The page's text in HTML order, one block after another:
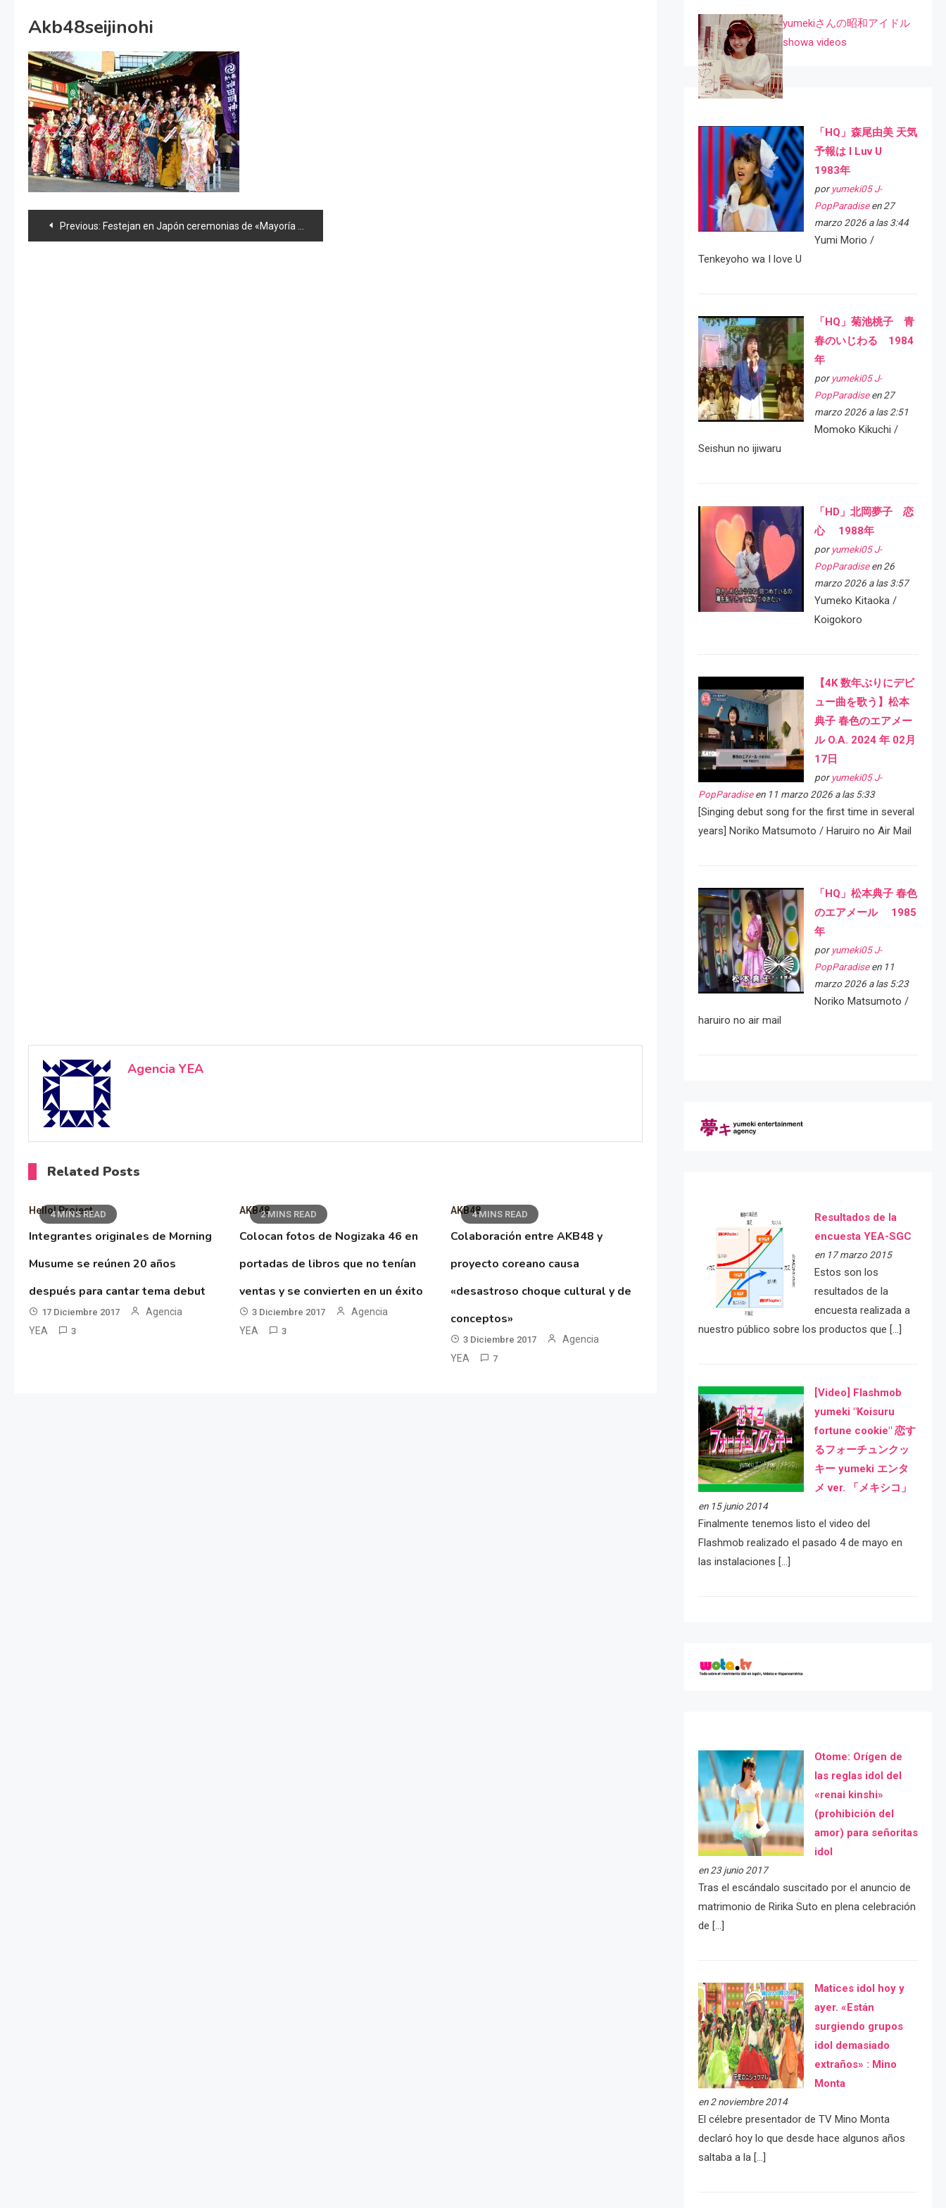
Akb48seijinohi
Navegación
Previous: Festejan en Japón ceremonias de «Mayoría de edad»
Agencia YEA
Related Posts
4 MINS READ
Hello! Project
Integrantes originales de Morning
Musume se reúnen 20 años
después para cantar tema debut
17 Diciembre 2017
Agencia
YEA
3
2 MINS READ
AKB48
Colocan fotos de Nogizaka 46 en
portadas de libros que no tenían
ventas y se convierten en un éxito
3 Diciembre 2017
Agencia
YEA
3
4 MINS READ
AKB48
Colaboración entre AKB48 y
proyecto coreano causa
«desastroso choque cultural y de
conceptos»
3 Diciembre 2017
Agencia
YEA
7
yumekiさんの昭和アイドル
showa videos
「HQ」森尾由美 天気
予報は I Luv U
1983年
por yumeki05 J-
PopParadiseen 27
marzo 2026 a las 3:44
Yumi Morio /
Tenkeyoho wa I love U
「HQ」菊池桃子 青
春のいじわる 1984
年
por yumeki05 J-
PopParadiseen 27
marzo 2026 a las 2:51
Momoko Kikuchi /
Seishun no ijiwaru
「HD」北岡夢子 恋
心 1988年
por yumeki05 J-
PopParadiseen 26
marzo 2026 a las 3:57
Yumeko Kitaoka /
Koigokoro
【4K 数年ぶりにデビ
ュー曲を歌う】松本
典子 春色のエアメー
ル O.A. 2024 年 02月
17日
por yumeki05 J-
PopParadiseen 11 marzo 2026 a las 5:33
[Singing debut song for the first time in several
years] Noriko Matsumoto / Haruiro no Air Mail
「HQ」松本典子 春色
のエアメール 1985
年
por yumeki05 J-
PopParadiseen 11
marzo 2026 a las 5:23
Noriko Matsumoto /
haruiro no air mail
Resultados de la
encuesta YEA-SGC
en 17 marzo 2015
Estos son los
resultados de la
encuesta realizada a
nuestro público sobre los productos que […]
[Video] Flashmob
yumeki "Koisuru
fortune cookie" 恋す
るフォーチュンクッ
キー yumeki エンタ
メ ver. 「メキシコ」
en 15 junio 2014
Finalmente tenemos listo el video del
Flashmob realizado el pasado 4 de mayo en
las instalaciones […]
Otome: Orígen de
las reglas idol del
«renai kinshi»
(prohibición del
amor) para señoritas
idol
en 23 junio 2017
Tras el escándalo suscitado por el anuncio de
matrimonio de Ririka Suto en plena celebración
de […]
Matices idol hoy y
ayer. «Están
surgiendo grupos
idol demasiado
extraños» : Mino
Monta
en 2 noviembre 2014
El célebre presentador de TV Mino Monta
declaró hoy lo que desde hace algunos años
saltaba a la […]